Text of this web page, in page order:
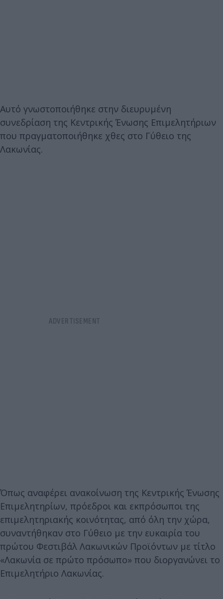
Αυτό γνωστοποιήθηκε στην διευρυμένη
συνεδρίαση της Κεντρικής Ένωσης Επιμελητήριων
που πραγματοποιήθηκε χθες στο Γύθειο της
Λακωνίας.
Όπως αναφέρει ανακοίνωση της Κεντρικής Ένωσης
Επιμελητηρίων, πρόεδροι και εκπρόσωποι της
επιμελητηριακής κοινότητας, από όλη την χώρα,
συναντήθηκαν στο Γύθειο με την ευκαιρία του
πρώτου Φεστιβάλ Λακωνικών Προϊόντων με τίτλο
«Λακωνία σε πρώτο πρόσωπο» που διοργανώνει το
Επιμελητήριο Λακωνίας.